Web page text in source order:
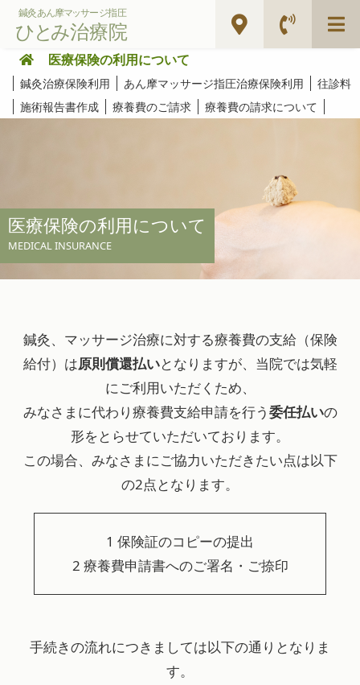
医療保険の利用について
鍼灸治療保険利用 あん摩マッサージ指圧治療保険利用
往診料
施術報告書作成
療養費のご請求 療養費の請求について
医療保険の利用について
MEDICAL INSURANCE
鍼灸、マッサージ治療に対する療養費の支給（保険
給付）は原則償還払いとなりますが、当院では気軽
にご利用いただくため、
みなさまに代わり療養費支給申請を行う委任払いの
形をとらせていただいております。
この場合、みなさまにご協力いただきたい点は以下
の2点となります。
1 保険証のコピーの提出
2 療養費申請書へのご署名・ご捺印
手続きの流れにつきましては以下の通りとなりま
す。